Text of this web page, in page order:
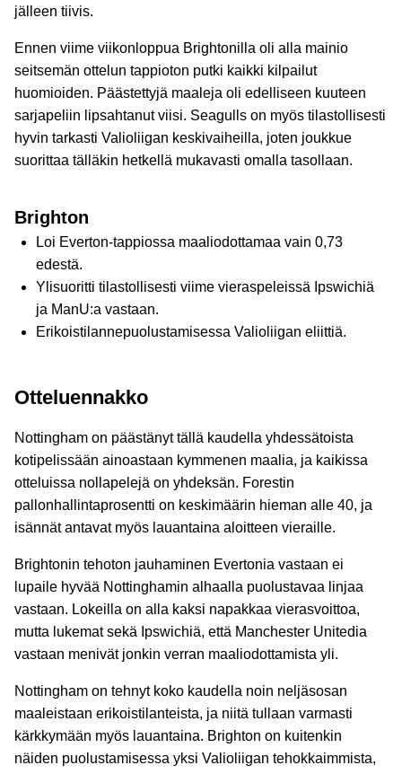
jälleen tiivis.
Ennen viime viikonloppua Brightonilla oli alla mainio
seitsemän ottelun tappioton putki kaikki kilpailut
huomioiden. Päästettyjä maaleja oli edelliseen kuuteen
sarjapeliin lipsahtanut viisi. Seagulls on myös tilastollisesti
hyvin tarkasti Valioliigan keskivaiheilla, joten joukkue
suorittaa tälläkin hetkellä mukavasti omalla tasollaan.
Brighton
Loi Everton-tappiossa maaliodottamaa vain 0,73
edestä.
Ylisuoritti tilastollisesti viime vieraspeleissä Ipswichiä
ja ManU:a vastaan.
Erikoistilannepuolustamisessa Valioliigan eliittiä.
Otteluennakko
Nottingham on päästänyt tällä kaudella yhdessätoista
kotipelissään ainoastaan kymmenen maalia, ja kaikissa
otteluissa nollapelejä on yhdeksän. Forestin
pallonhallintaprosentti on keskimäärin hieman alle 40, ja
isännät antavat myös lauantaina aloitteen vieraille.
Brightonin tehoton jauhaminen Evertonia vastaan ei
lupaile hyvää Nottinghamin alhaalla puolustavaa linjaa
vastaan. Lokeilla on alla kaksi napakkaa vierasvoittoa,
mutta lukemat sekä Ipswichiä, että Manchester Unitedia
vastaan menivät jonkin verran maaliodottamista yli.
Nottingham on tehnyt koko kaudella noin neljäsosan
maaleistaan erikoistilanteista, ja niitä tullaan varmasti
kärkkymään myös lauantaina. Brighton on kuitenkin
näiden puolustamisessa yksi Valioliigan tehokkaimmista,